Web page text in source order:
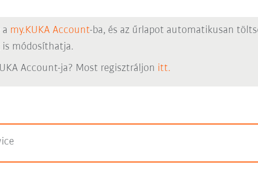
my.KUKA Account-ba, és az űrlapot automatikusan
módosíthatja.
Account-ja? Most regisztráljon itt.